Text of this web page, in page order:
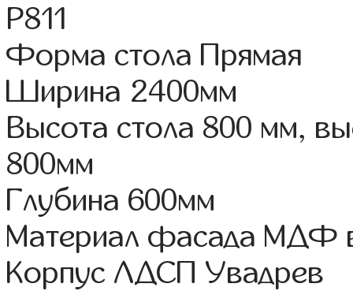
Р811
Форма стола Прямая
Ширина 2400мм
Высота стола 800 мм,
800мм
Глубина 600мм
Материал фасада МДФ
Корпус ЛДСП Увадрев